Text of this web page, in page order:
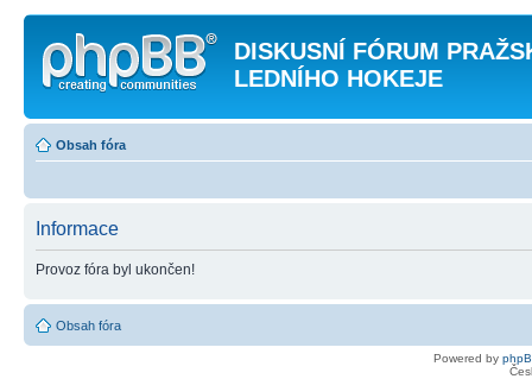
DISKUSNÍ FÓRUM
LEDNÍHO HOKEJE
Obsah fóra
Informace
Provoz fóra byl ukončen!
Obsah fóra
Powered by